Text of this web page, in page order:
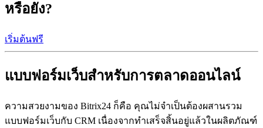
หรือยัง?
เริ่มต้นฟรี
แบบฟอร์มเว็บสำหรับการตลาดออนไลน์
ความสวยงามของ Bitrix24 ก็คือ คุณไม่จำเป็นต้องผสานรวม
แบบฟอร์มเว็บกับ CRM เนื่องจากทำเสร็จสิ้นอยู่แล้วในผลิตภัณฑ์